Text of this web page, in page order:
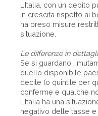
L’Italia, con un debito
in crescita rispetto ai
ha preso misure
situazione.
Le differenze in
Se si guardano i
quello disponibile
decile (o quintile per
conferme e qualche
L’Italia ha una
negativo delle tasse e